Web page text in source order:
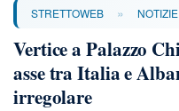
STRETTOWEB »
Vertice a Palazzo
asse tra Italia e
irregolare